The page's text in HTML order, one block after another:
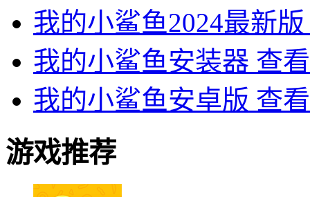
我的小鲨鱼2024最新版
我的小鲨鱼安装器 查
我的小鲨鱼安卓版 查
游戏推荐